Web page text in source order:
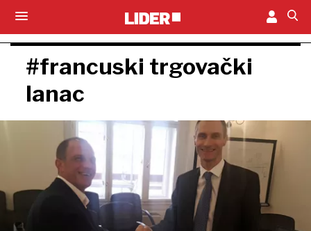
#francuski trgovački
lanac